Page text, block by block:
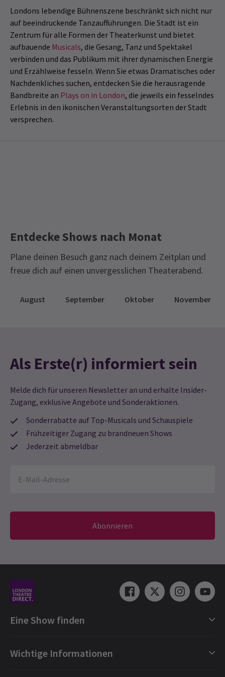
Londons lebendige Bühnenszene beschränkt sich nicht nur
auf beeindruckende Tanzaufführungen. Die Stadt ist ein
Zentrum für alle Formen der Theaterkunst und bietet
aufbauende Musicals, die Gesang, Tanz und Spektakel
verbinden und das Publikum mit ihrer dynamischen Energie
und Erzählweise fesseln. Wenn Sie etwas Dramatisches oder
Nachdenkliches suchen, entdecken Sie die herausragende
Bandbreite an Plays on in London, die jeweils ein fesselndes
Erlebnis in den ikonischen Veranstaltungsorten der Stadt
versprechen.
Entdecke Shows nach Monat
Plane deinen Besuch ganz nach deinem Zeitplan und
freue dich auf einen unvergesslichen Theaterabend.
August September Oktober November
Als Erste(r) informiert sein
Melde dich für unseren Newsletter an und erhalte Insider-
Zugang, exklusive Angebote und Sonderaktionen.
Sonderrabatte auf Top-Musicals und Schauspiele
Frühzeitiger Zugang zu brandneuen Shows
Jederzeit abmeldbar
Abonnieren
Eine Show finden
London Musicals
Wichtige Informationen